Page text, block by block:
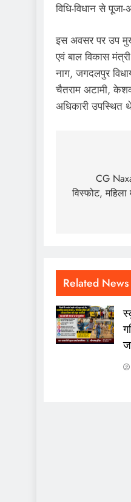
विधि-विधान से
इस अवसर पर उप
एवं बाल विकास
नाग, जगदलपुर
चैतराम अटामी,
अधिकारी उपस्थित
CG
विस्फोट,
Related News